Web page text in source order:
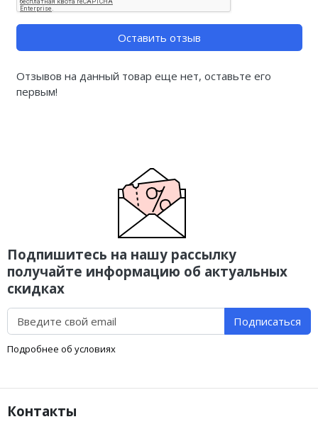
Отзывов на данный товар еще нет, оставьте его
первым!
Оставить отзыв
Подпишитесь на нашу рассылку
получайте информацию об актуальных
скидках
Подписаться
Подробнее об условиях
Контакты